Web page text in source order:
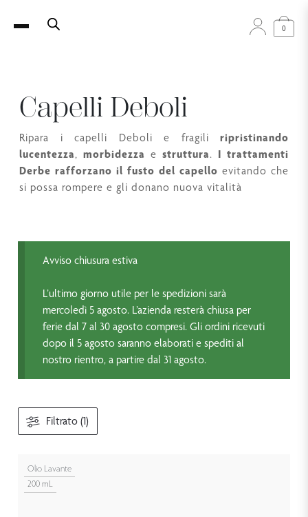
0
Capelli Deboli
Ripara i capelli Deboli e fragili ripristinando
lucentezza, morbidezza e struttura. I trattamenti
Derbe rafforzano il fusto del capello evitando che
si possa rompere e gli donano nuova vitalità
Avviso chiusura estiva
L’ultimo giorno utile per le spedizioni sarà
mercoledì 5 agosto. L’azienda resterà chiusa per
ferie dal 7 al 30 agosto compresi. Gli ordini ricevuti
dopo il 5 agosto saranno elaborati e spediti al
nostro rientro, a partire dal 31 agosto.
Filtrato (1)
Olio Lavante
200 mL